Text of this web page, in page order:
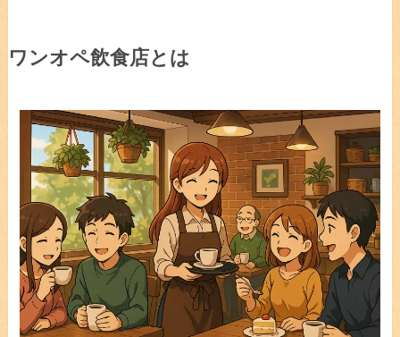
ワンオペ飲食店とは